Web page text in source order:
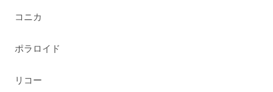
コニカ
ポラロイド
リコー